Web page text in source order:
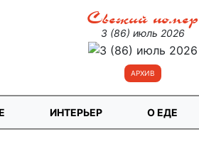
Свежий номер
3 (86) июль 2026
АРХИВ
ИНТЕРЬЕР О ЕДЕ